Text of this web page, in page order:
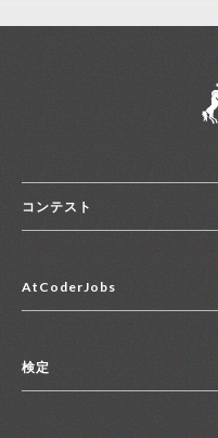
コンテスト
コンテスト一覧
便利リンク集
AtCoderJobs
2027年新卒採用求人一覧
検定